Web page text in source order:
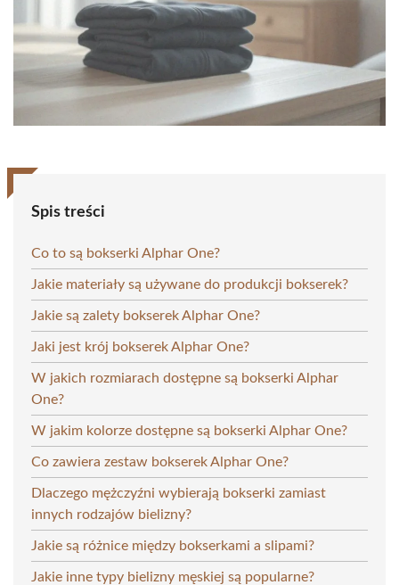
Spis treści
Co to są bokserki Alphar One?
Jakie materiały są używane do produkcji bokserek?
Jakie są zalety bokserek Alphar One?
Jaki jest krój bokserek Alphar One?
W jakich rozmiarach dostępne są bokserki Alphar
One?
W jakim kolorze dostępne są bokserki Alphar One?
Co zawiera zestaw bokserek Alphar One?
Dlaczego mężczyźni wybierają bokserki zamiast
innych rodzajów bielizny?
Jakie są różnice między bokserkami a slipami?
Jakie inne typy bielizny męskiej są popularne?